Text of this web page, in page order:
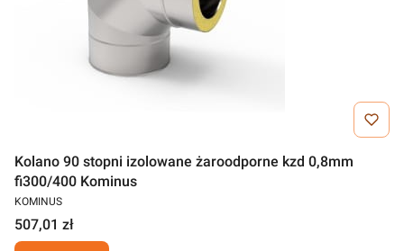
Kolano 90 stopni izolowane żaroodporne kzd 0,8mm
fi300/400 Kominus
KOMINUS
507,01 zł